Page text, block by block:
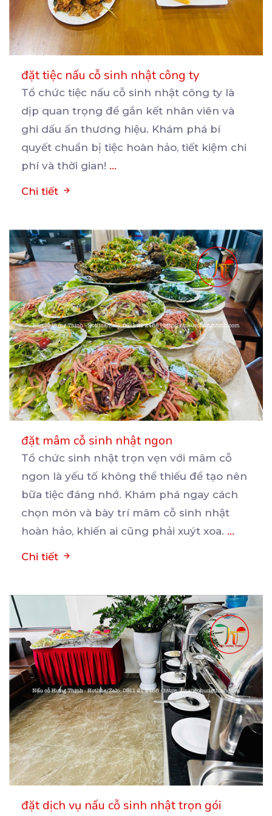
đặt tiệc nấu cỗ sinh nhật công ty
Tổ chức tiệc nấu cỗ sinh nhật công ty là
dịp quan trọng để gắn kết nhân viên và
ghi dấu ấn thương hiệu. Khám phá bí
quyết chuẩn bị tiệc hoàn hảo, tiết kiệm chi
phí và thời gian! ...
Chi tiết
đặt mâm cỗ sinh nhật ngon
Tổ chức sinh nhật trọn vẹn với mâm cỗ
ngon là yếu tố không thể thiếu để tạo nên
bữa tiệc đáng nhớ. Khám phá ngay cách
chọn món và bày trí mâm cỗ sinh nhật
hoàn hảo, khiến ai cũng phải xuýt xoa. ...
Chi tiết
đặt dịch vụ nấu cỗ sinh nhật trọn gói